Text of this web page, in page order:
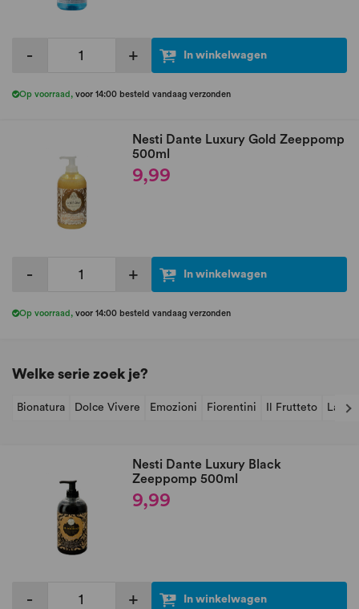
- + In winkelwagen
Op voorraad , voor 14:00 besteld vandaag verzonden
Nesti Dante Luxury Gold Zeeppomp
500ml
9,99
- + In winkelwagen
Op voorraad , voor 14:00 besteld vandaag verzonden
Welke serie zoek je?
Bionatura Dolce Vivere Emozioni Fiorentini Il Frutteto
Nesti Dante Luxury Black
Zeeppomp 500ml
9,99
- + In winkelwagen